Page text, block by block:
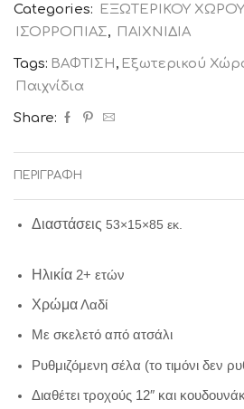
Categories: ΕΞΩΤΕΡΙΚΟΥ ΧΩΡΟΥ
ΙΣΟΡΡΟΠΙΑΣ, ΠΑΙΧΝΙΔΙΑ
Tags: ΒΑΦΤΙΣΗ , Εξωτερικού
Παιχνίδια
Share:
ΠΕΡΙΓΡΑΦΉ
Διαστάσεις 53×15×85 εκ.
Ηλικία 2+ ετών
ΧρώμαΛαδί
Με σκελετό από ατσάλι
Ρυθμιζόμενη σέλα (το τιμόνι δεν
Διαθέτει τροχούς 12″ και